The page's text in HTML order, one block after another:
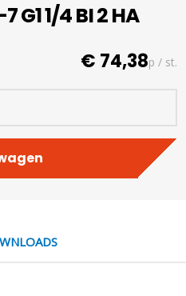
G1 1/4 BI 2 HA
€ 74,38p / st.